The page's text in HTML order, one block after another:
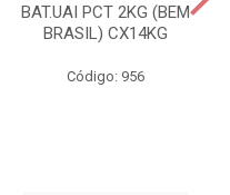
BAT.UAI PCT 2KG (BEM
BRASIL) CX14KG
Código: 956